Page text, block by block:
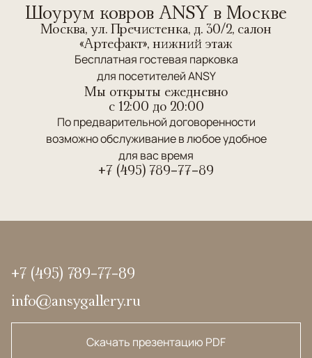
Шоурум ковров ANSY в Москве
Москва, ул. Пречистенка, д. 30/2, салон
«Артефакт», нижний этаж
Бесплатная гостевая парковка
для посетителей ANSY
Мы открыты ежедневно
c 12:00 до 20:00
По предварительной договоренности
возможно обслуживание в любое удобное
для вас время
+7 (495) 789-77-89
+7 (495) 789-77-89
info@ansygallery.ru
Скачать презентацию PDF